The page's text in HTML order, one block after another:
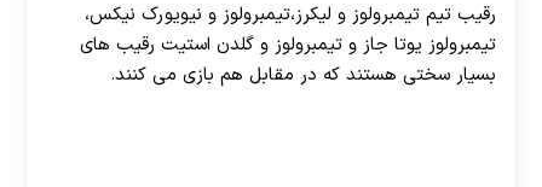
رقیب تیم تیمبرولوز و لیکرز،تیمبرولوز و نیویورک نیکس،
تیمبرولوز یوتا جاز و تیمبرولوز و گلدن استیت رقیب های
بسیار سختی هستند که در مقابل هم بازی می کنند.